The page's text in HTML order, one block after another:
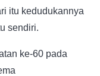
itu kedudukannya
sendiri.
ke-60 pada